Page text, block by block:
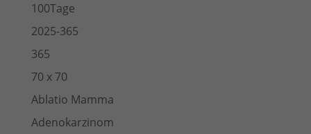
100Tage
2025-365
365
70 x 70
Ablatio Mamma
Adenokarzinom